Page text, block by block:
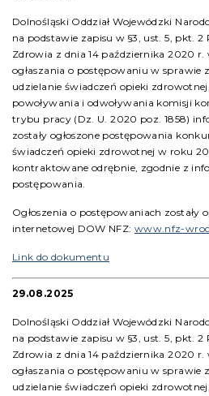
Dolnośląski Oddział Wojewódzki
na podstawie zapisu w §3, ust. 5, pkt.
Zdrowia z dnia 14 października 2020 r.
ogłaszania o postępowaniu w sprawie
udzielanie świadczeń opieki
powoływania i odwoływania komisji
trybu pracy (Dz. U. 2020 poz. 1858)
zostały ogłoszone postępowania
świadczeń opieki zdrowotnej w roku
kontraktowane odrębnie, zgodnie z
postępowania.
Ogłoszenia o postępowaniach zostały
internetowej DOW NFZ: www.nfz-
Link do dokumentu
29.08.2025
Dolnośląski Oddział Wojewódzki
na podstawie zapisu w §3, ust. 5, pkt.
Zdrowia z dnia 14 października 2020 r.
ogłaszania o postępowaniu w sprawie
udzielanie świadczeń opieki